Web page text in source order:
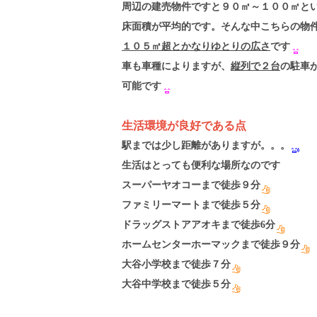
周辺の建売物件ですと９０㎡～１００㎡と
床面積が平均的です。そんな中こちらの物
１０５㎡超とかなりゆとりの広さです
車も車種によりますが、 縦列で２台の駐車
可能です
生活環境が良好である点
駅までは少し距離がありますが。。。
生活はとっても便利な場所なのです
スーパーヤオコーまで徒歩９分
ファミリーマートまで徒歩５分
ドラッグストアアオキまで徒歩6分
ホームセンターホーマックまで徒歩９分
大谷小学校まで徒歩７分
大谷中学校まで徒歩５分